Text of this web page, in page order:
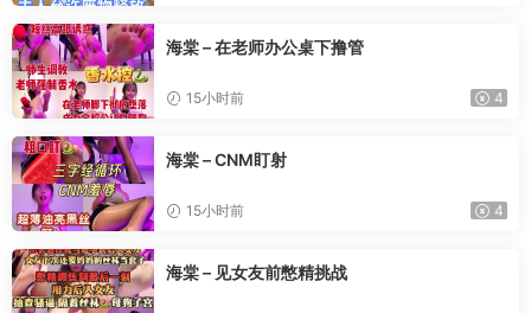
海棠 – 在老师办公桌下撸管
15小时前 4
海棠 – CNM盯射
15小时前 4
海棠 – 见女友前憋精挑战